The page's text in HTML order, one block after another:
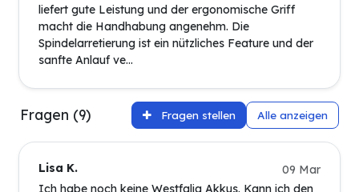
liefert gute Leistung und der ergonomische Griff
macht die Handhabung angenehm. Die
Spindelarretierung ist ein nützliches Feature und der
sanfte Anlauf ve...
Fragen (9) Fragen stellen Alle anzeigen
Lisa K.
09 Mar
Ich habe noch keine Westfalia Akkus. Kann ich den